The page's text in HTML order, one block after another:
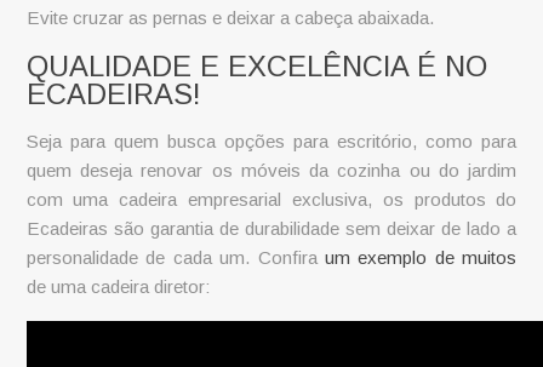
Evite cruzar as pernas e deixar a cabeça abaixada.
QUALIDADE E EXCELÊNCIA É NO
ECADEIRAS!
Seja para quem busca opções para escritório, como para
quem deseja renovar os móveis da cozinha ou do jardim
com uma cadeira empresarial exclusiva, os produtos do
Ecadeiras são garantia de durabilidade sem deixar de lado a
personalidade de cada um. Confira um exemplo de muitos
de uma cadeira diretor: